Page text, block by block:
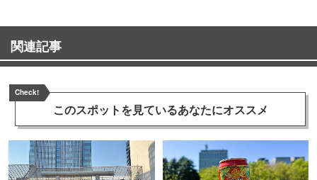
関連記事
Check!
このスポットを見ているあなたにオススメ